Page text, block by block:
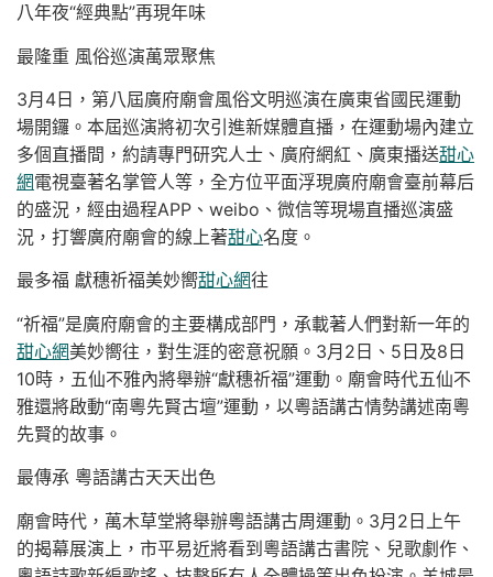
八年夜“經典點”再現年味
最隆重 風俗巡演萬眾聚焦
3月4日，第八屆廣府廟會風俗文明巡演在廣東省國民運動
場開鑼。本屆巡演將初次引進新媒體直播，在運動場內建立
多個直播間，約請專門研究人士、廣府網紅、廣東播送甜心
網電視臺著名掌管人等，全方位平面浮現廣府廟會臺前幕后
的盛況，經由過程APP、weibo、微信等現場直播巡演盛
況，打響廣府廟會的線上著甜心名度。
最多福 獻穗祈福美妙嚮甜心網往
“祈福”是廣府廟會的主要構成部門，承載著人們對新一年的
甜心網美妙嚮往，對生涯的密意祝願。3月2日、5日及8日
10時，五仙不雅內將舉辦“獻穗祈福”運動。廟會時代五仙不
雅還將啟動“南粵先賢古壇”運動，以粵語講古情勢講述南粵
先賢的故事。
最傳承 粵語講古天天出色
廟會時代，萬木草堂將舉辦粵語講古周運動。3月2日上午
的揭幕展演上，市平易近將看到粵語講古書院、兒歌劇作、